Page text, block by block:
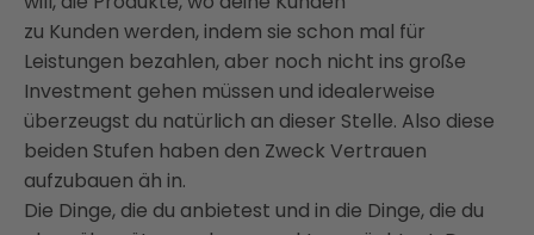
zu Kunden werden, indem sie schon mal für
Leistungen bezahlen, aber noch nicht ins große
Investment gehen müssen und idealerweise
überzeugst du natürlich an dieser Stelle. Also diese
beiden Stufen haben den Zweck Vertrauen
aufzubauen äh in.
Die Dinge, die du anbietest und in die Dinge, die du